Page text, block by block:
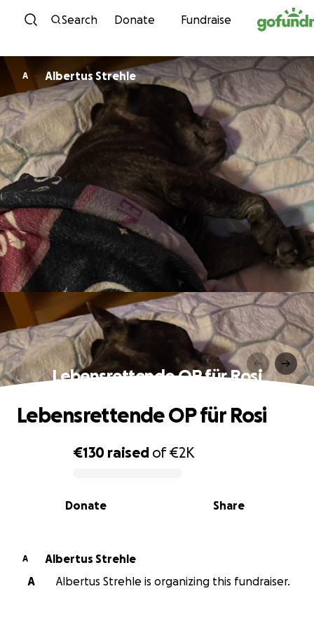
Skip to content
Search Donate Fundraise
A Albertus Strehle
Lebensrettende OP für Rosi
0% complete
€130 raised of€2K
Share
Donate
Lebensrettende OP für Rosi
A
Albertus Strehle
A
Albertus Strehle is organizing this fundraiser.